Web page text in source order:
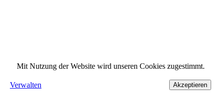
Mit Nutzung der Website wird unseren Cookies zugestimmt.
Verwalten Akzeptieren